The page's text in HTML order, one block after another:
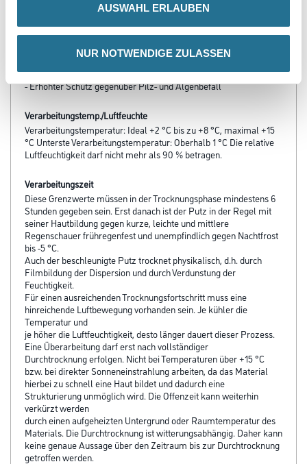
AUSWAHL ERLAUBEN
NUR NOTWENDIGE ZULASSEN
Produkteigenschaft
- Beschleunigte Hautbildung
- Verarbeitbar bis ca.1° C
- Wasserabweisend
- Wasserverdünnbar
- Hoch wasserdampfdurchlässig
- Erhöhter Schutz gegenüber Pilz- und Algenbefall
Verarbeitungstemp./Luftfeuchte
Verarbeitungstemperatur: Ideal +2 °C bis zu +8 °C, maximal +15
°C Unterste Verarbeitungstemperatur: Oberhalb 1 °C Die relative
Luftfeuchtigkeit darf nicht mehr als 90 % betragen.
Verarbeitungszeit
Diese Grenzwerte müssen in der Trocknungsphase mindestens 6
Stunden gegeben sein. Erst danach ist der Putz in der Regel mit
seiner Hautbildung gegen kurze, leichte und mittlere
Regenschauer frühregenfest und unempfindlich gegen Nachtfrost
bis -5 °C.
Auch der beschleunigte Putz trocknet physikalisch, d.h. durch
Filmbildung der Dispersion und durch Verdunstung der
Feuchtigkeit.
Für einen ausreichenden Trocknungsfortschritt muss eine
hinreichende Luftbewegung vorhanden sein. Je kühler die
Temperatur und
je höher die Luftfeuchtigkeit, desto länger dauert dieser Prozess.
Eine Überarbeitung darf erst nach vollständiger
Durchtrocknung erfolgen. Nicht bei Temperaturen über +15 °C
bzw. bei direkter Sonneneinstrahlung arbeiten, da das Material
hierbei zu schnell eine Haut bildet und dadurch eine
Strukturierung unmöglich wird. Die Offenzeit kann weiterhin
verkürzt werden
durch einen aufgeheizten Untergrund oder Raumtemperatur des
Materials. Die Durchtrocknung ist witterungsabhängig. Daher kann
keine genaue Aussage über den Zeitraum bis zur Durchtrocknung
getroffen werden.